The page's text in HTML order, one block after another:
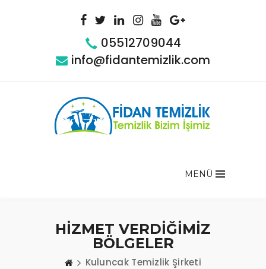
05512709044
info@fidantemizlik.com
MENÜ
HİZMET VERDİĞİMİZ
BÖLGELER
Kuluncak Temizlik Şirketi